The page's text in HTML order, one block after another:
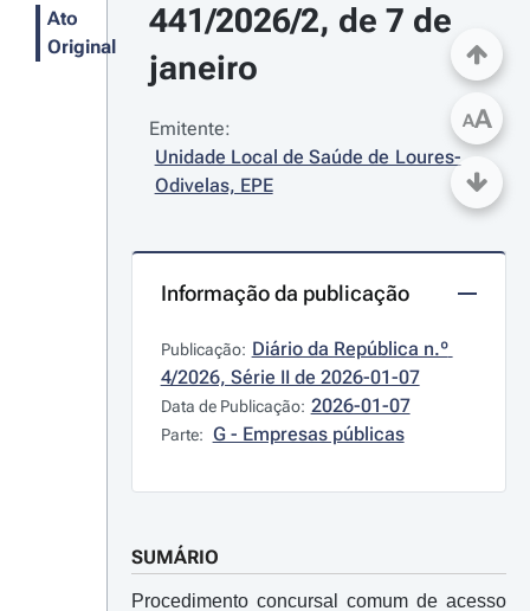
Ato
Original
441/2026/2, de 7 de
janeiro
Emitente:
Unidade Local de Saúde de Loures-
Odivelas, EPE
Informação da publicação
Publicação: Diário da República n.º
4/2026, Série II de 2026-01-07
Data de Publicação: 2026-01-07
Parte: G - Empresas públicas
SUMÁRIO
Procedimento concursal comum de acesso
AA